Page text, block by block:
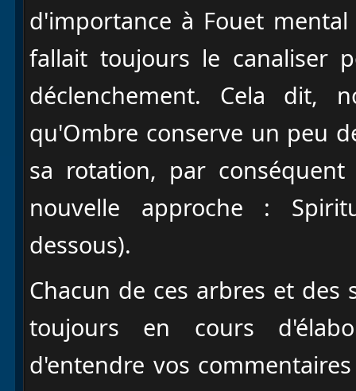
d'importance à Fouet
fallait toujours le canaliser
déclenchement. Cela dit,
qu'Ombre conserve un peu
sa rotation, par
nouvelle approche :
dessous).
Chacun de ces arbres et
toujours en cours
d'entendre vos